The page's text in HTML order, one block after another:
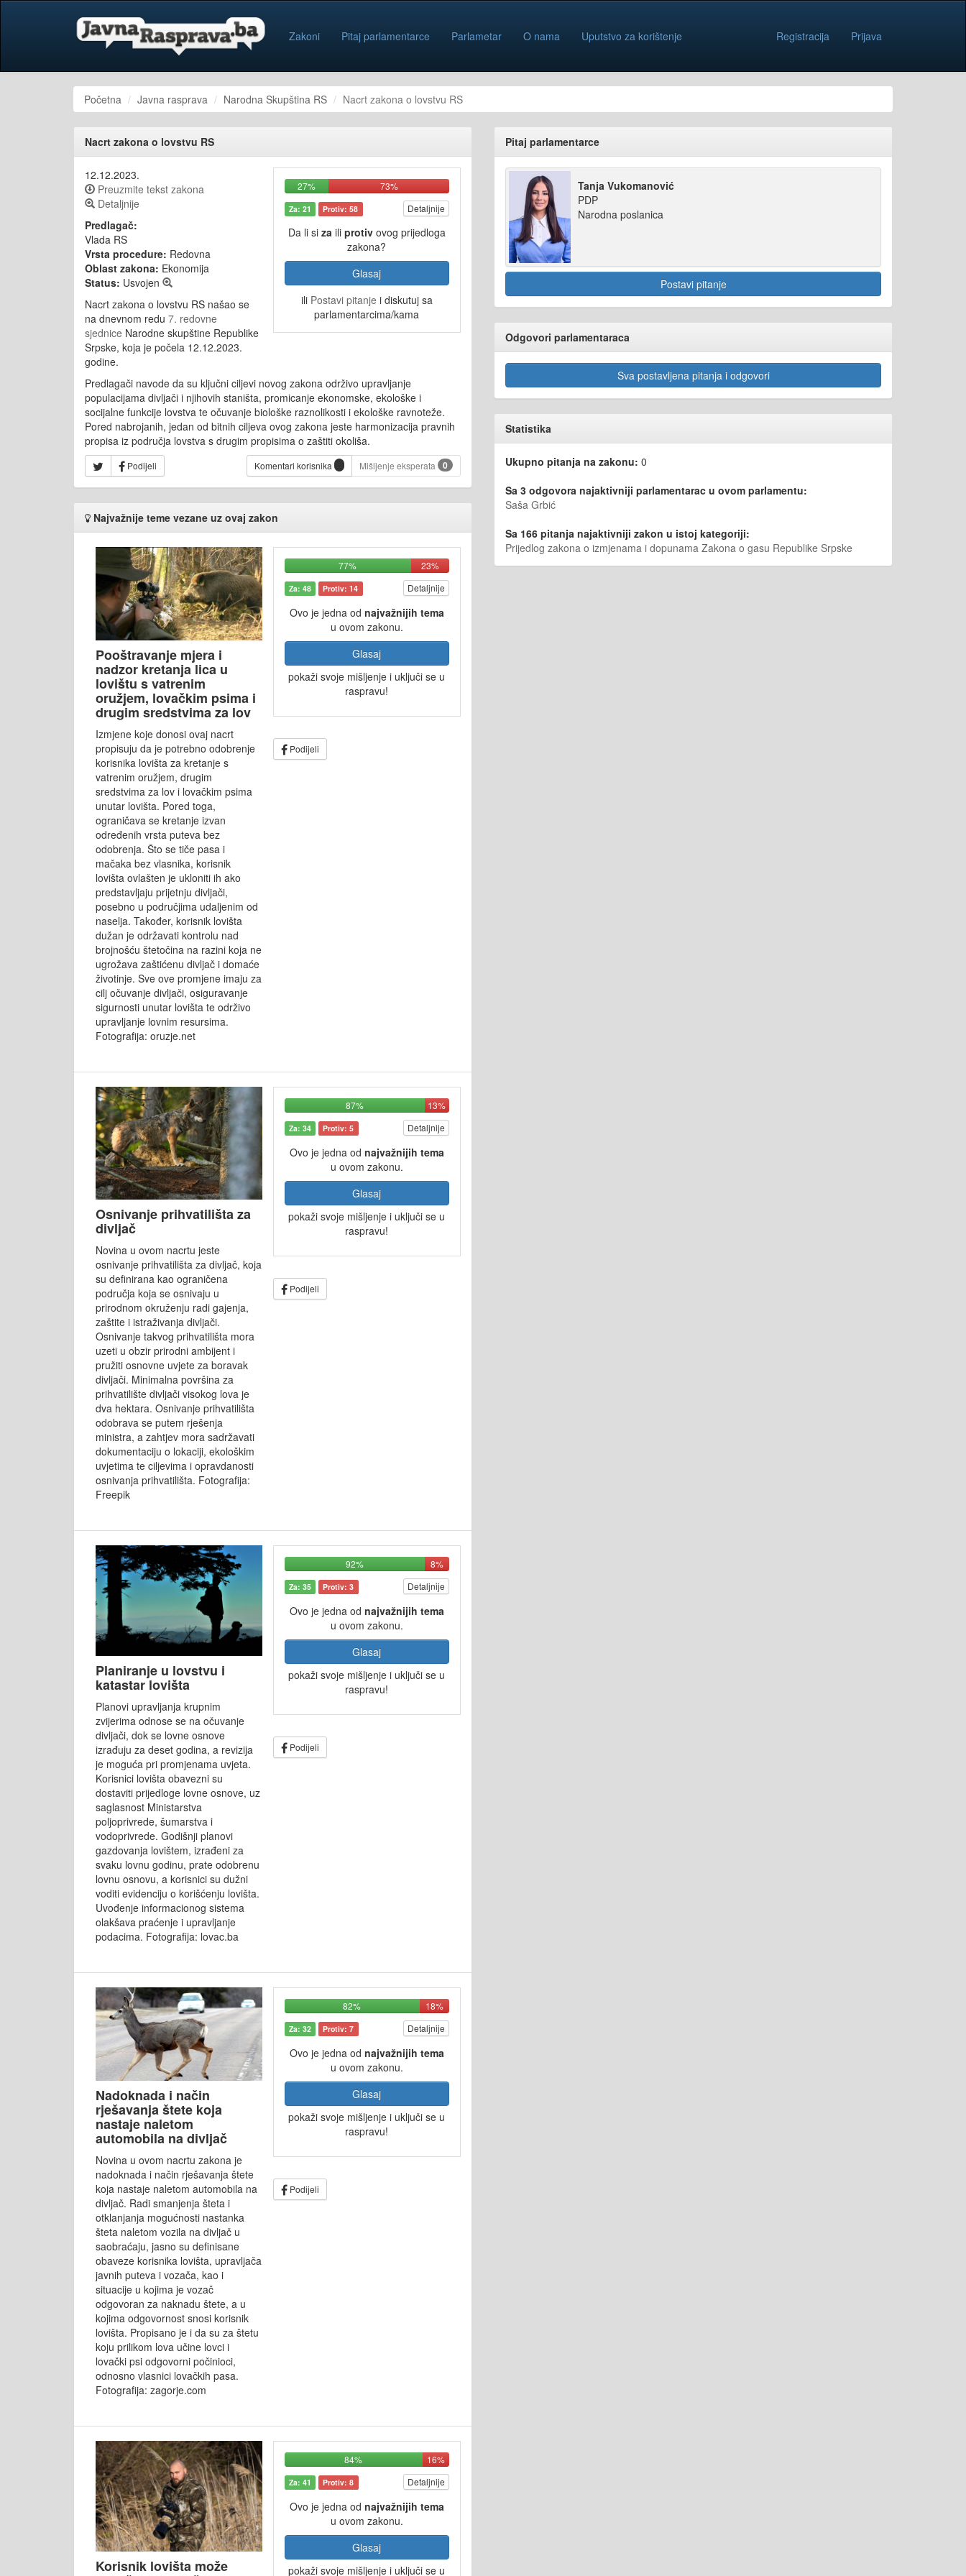
Zakoni Pitaj parlamentarce Parlametar O nama Uputstvo za korištenje Registracija Prijava
Početna Javna rasprava Narodna Skupština RS Nacrt zakona o lovstvu RS
Nacrt zakona o lovstvu RS
27% 73%
Za: 21 Protiv: 58 Detaljnije
Da li si zaili protivovog prijedloga
zakona?
Glasaj
ili Postavi pitanje i diskutuj sa
parlamentarcima/kama
12.12.2023.
Preuzmite tekst zakona
Detaljnije
Predlagač:
Vlada RS
Vrsta procedure: Redovna
Oblast zakona: Ekonomija
Status: Usvojen
Nacrt zakona o lovstvu RS našao se
na dnevnom redu 7. redovne
sjednice Narodne skupštine Republike
Srpske, koja je počela 12.12.2023.
godine.
Predlagači navode da su ključni ciljevi novog zakona održivo upravljanje
populacijama divljači i njihovih staništa, promicanje ekonomske, ekološke i
socijalne funkcije lovstva te očuvanje biološke raznolikosti i ekološke ravnoteže.
Pored nabrojanih, jedan od bitnih ciljeva ovog zakona jeste harmonizacija pravnih
propisa iz područja lovstva s drugim propisima o zaštiti okoliša.
Podijeli Komentari korisnika Mišljenje eksperata 0
Najvažnije teme vezane uz ovaj zakon
Pooštravanje mjera i
nadzor kretanja lica u
lovištu s vatrenim
oružjem, lovačkim psima i
drugim sredstvima za lov
Izmjene koje donosi ovaj nacrt
propisuju da je potrebno odobrenje
korisnika lovišta za kretanje s
vatrenim oružjem, drugim
sredstvima za lov i lovačkim psima
unutar lovišta. Pored toga,
ograničava se kretanje izvan
određenih vrsta puteva bez
odobrenja. Što se tiče pasa i
mačaka bez vlasnika, korisnik
lovišta ovlašten je ukloniti ih ako
predstavljaju prijetnju divljači,
posebno u područjima udaljenim od
naselja. Također, korisnik lovišta
dužan je održavati kontrolu nad
brojnošću štetočina na razini koja ne
ugrožava zaštićenu divljač i domaće
životinje. Sve ove promjene imaju za
cilj očuvanje divljači, osiguravanje
sigurnosti unutar lovišta te održivo
upravljanje lovnim resursima.
Fotografija: oruzje.net
77% 23%
Za: 48 Protiv: 14 Detaljnije
Ovo je jedna od najvažnijih tema
u ovom zakonu.
Glasaj
pokaži svoje mišljenje i uključi se u
raspravu!
Podijeli
Osnivanje prihvatilišta za
divljač
Novina u ovom nacrtu jeste
osnivanje prihvatilišta za divljač, koja
su definirana kao ograničena
područja koja se osnivaju u
prirodnom okruženju radi gajenja,
zaštite i istraživanja divljači.
Osnivanje takvog prihvatilišta mora
uzeti u obzir prirodni ambijent i
pružiti osnovne uvjete za boravak
divljači. Minimalna površina za
prihvatilište divljači visokog lova je
dva hektara. Osnivanje prihvatilišta
odobrava se putem rješenja
ministra, a zahtjev mora sadržavati
dokumentaciju o lokaciji, ekološkim
uvjetima te ciljevima i opravdanosti
osnivanja prihvatilišta. Fotografija:
Freepik
87% 13%
Za: 34 Protiv: 5 Detaljnije
Ovo je jedna od najvažnijih tema
u ovom zakonu.
Glasaj
pokaži svoje mišljenje i uključi se u
raspravu!
Podijeli
Planiranje u lovstvu i
katastar lovišta
Planovi upravljanja krupnim
zvijerima odnose se na očuvanje
divljači, dok se lovne osnove
izrađuju za deset godina, a revizija
je moguća pri promjenama uvjeta.
Korisnici lovišta obavezni su
dostaviti prijedloge lovne osnove, uz
saglasnost Ministarstva
poljoprivrede, šumarstva i
vodoprivrede. Godišnji planovi
gazdovanja lovištem, izrađeni za
svaku lovnu godinu, prate odobrenu
lovnu osnovu, a korisnici su dužni
voditi evidenciju o korišćenju lovišta.
Uvođenje informacionog sistema
olakšava praćenje i upravljanje
podacima. Fotografija: lovac.ba
92% 8%
Za: 35 Protiv: 3 Detaljnije
Ovo je jedna od najvažnijih tema
u ovom zakonu.
Glasaj
pokaži svoje mišljenje i uključi se u
raspravu!
Podijeli
Nadoknada i način
rješavanja štete koja
nastaje naletom
automobila na divljač
Novina u ovom nacrtu zakona je
nadoknada i način rješavanja štete
koja nastaje naletom automobila na
divljač. Radi smanjenja šteta i
otklanjanja mogućnosti nastanka
šteta naletom vozila na divljač u
saobraćaju, jasno su definisane
obaveze korisnika lovišta, upravljača
javnih puteva i vozača, kao i
situacije u kojima je vozač
odgovoran za naknadu štete, a u
kojima odgovornost snosi korisnik
lovišta. Propisano je i da su za štetu
koju prilikom lova učine lovci i
lovački psi odgovorni počinioci,
odnosno vlasnici lovačkih pasa.
Fotografija: zagorje.com
82% 18%
Za: 32 Protiv: 7 Detaljnije
Ovo je jedna od najvažnijih tema
u ovom zakonu.
Glasaj
pokaži svoje mišljenje i uključi se u
raspravu!
Podijeli
Korisnik lovišta može
84% 16%
Za: 41 Protiv: 8 Detaljnije
Ovo je jedna od najvažnijih tema
u ovom zakonu.
Glasaj
pokaži svoje mišljenje i uključi se u
Pitaj parlamentarce
Tanja Vukomanović
PDP
Narodna poslanica
Postavi pitanje
Odgovori parlamentaraca
Sva postavljena pitanja i odgovori
Statistika
Ukupno pitanja na zakonu: 0
Sa 3 odgovora najaktivniji parlamentarac u ovom parlamentu:
Saša Grbić
Sa 166 pitanja najaktivniji zakon u istoj kategoriji:
Prijedlog zakona o izmjenama i dopunama Zakona o gasu Republike Srpske